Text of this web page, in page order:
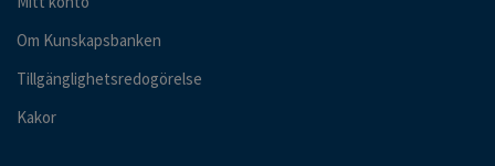
Om Kunskapsbanken
Tillgänglighetsredogörelse
Kakor